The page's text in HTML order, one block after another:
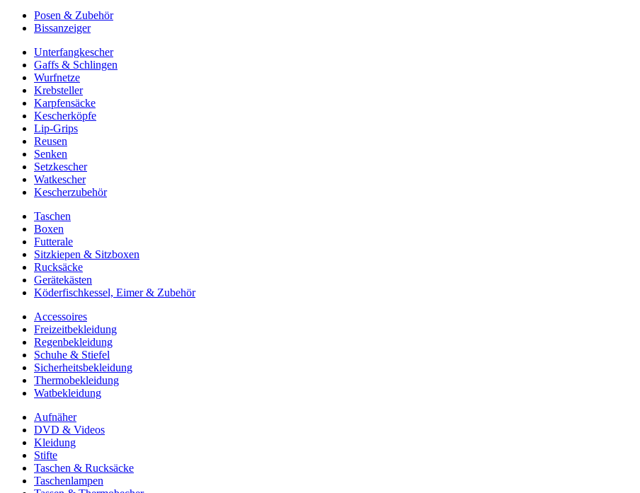
Posen & Zubehör
Bissanzeiger
Unterfangkescher
Gaffs & Schlingen
Wurfnetze
Krebsteller
Karpfensäcke
Kescherköpfe
Lip-Grips
Reusen
Senken
Setzkescher
Watkescher
Kescherzubehör
Taschen
Boxen
Futterale
Sitzkiepen & Sitzboxen
Rucksäcke
Gerätekästen
Köderfischkessel, Eimer & Zubehör
Accessoires
Freizeitbekleidung
Regenbekleidung
Schuhe & Stiefel
Sicherheitsbekleidung
Thermobekleidung
Watbekleidung
Aufnäher
DVD & Videos
Kleidung
Stifte
Taschen & Rucksäcke
Taschenlampen